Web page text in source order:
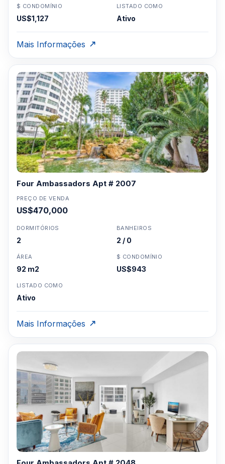
$ CONDOMÍNIO
US$1,127
LISTADO COMO
Ativo
Mais Informações
Four Ambassadors Apt # 2007
PREÇO DE VENDA
US$470,000
DORMITÓRIOS
2
BANHEIROS
2 / 0
ÁREA
92 m2
$ CONDOMÍNIO
US$943
LISTADO COMO
Ativo
Mais Informações